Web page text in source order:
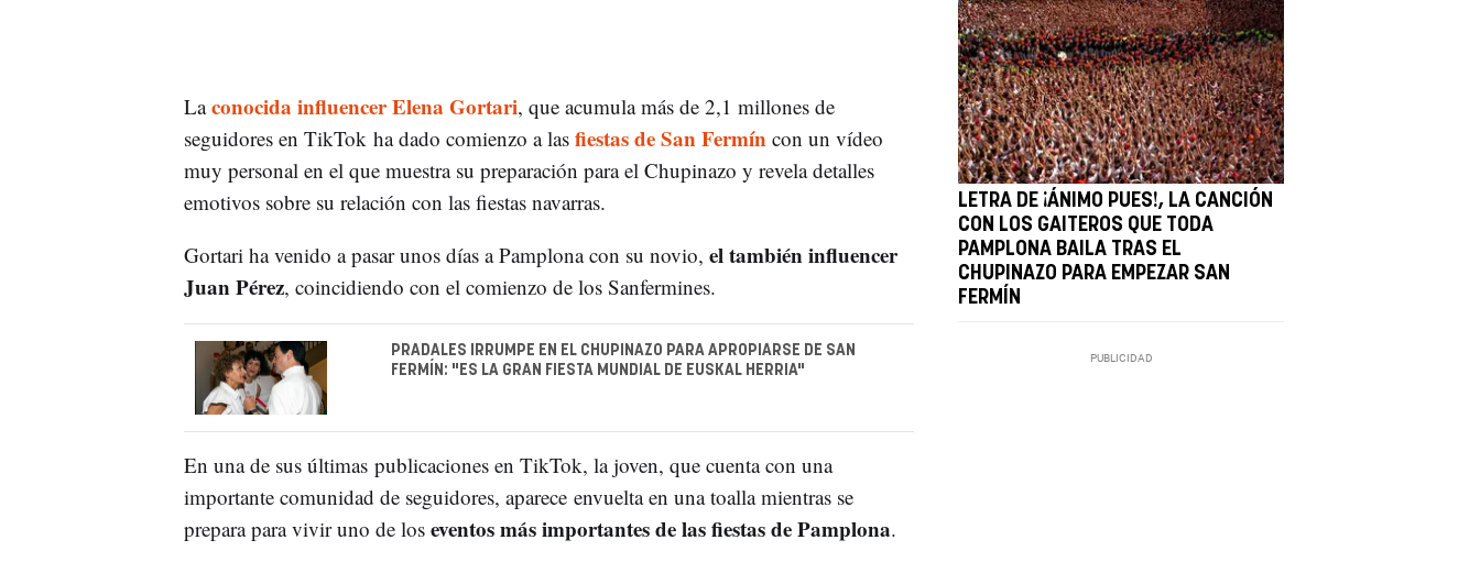
Laconocida influencer Elena Gortari, que acumula más de 2,1 millones de
seguidores en TikTok ha dado comienzo a las fiestas de San Fermín con un vídeo
muy personal en el que muestra su preparación para el Chupinazo y revela detalles
emotivos sobre su relación con las fiestas navarras.
Gortari ha venido a pasar unos días a Pamplona con su novio, el también influencer
Juan Pérez, coincidiendo con el comienzo de los Sanfermines.
PRADALES IRRUMPE EN EL CHUPINAZO PARA APROPIARSE DE SAN
FERMÍN: "ES LA GRAN FIESTA MUNDIAL DE EUSKAL HERRIA"
En una de sus últimas publicaciones en TikTok, la joven, que cuenta con una
importante comunidad de seguidores, aparece envuelta en una toalla mientras se
prepara para vivir uno de los eventos más importantes de las fiestas de Pamplona.
LETRA DE ¡ÁNIMO PUES!, LA CANCIÓN
CON LOS GAITEROS QUE TODA
PAMPLONA BAILA TRAS EL
CHUPINAZO PARA EMPEZAR SAN
FERMÍN